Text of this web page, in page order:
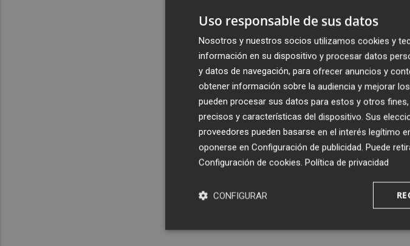
Uso responsable de sus datos
Nosotros y nuestros socios utilizamos cookies y
información en su dispositivo y procesar datos
y datos de navegación, para ofrecer anuncios y
obtener información sobre la audiencia y mejorar
pueden procesar sus datos para estos y otros
precisos y características del dispositivo. Sus
proveedores pueden basarse en el interés legítimo
oponerse en Configuración de publicidad. Puede
Configuración de cookies. Política de privacidad
CONFIGURAR